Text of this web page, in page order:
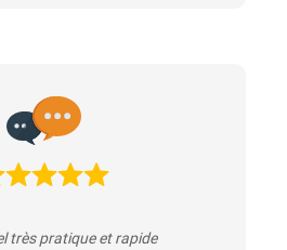
très pratique et rapide